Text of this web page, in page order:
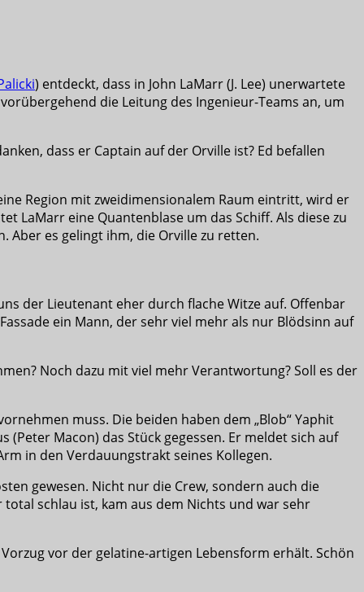
) entdeckt, dass in John LaMarr (J. Lee) unerwartete
die Leitung des Ingenieur-Teams an, um
dass er Captain auf der Orville ist? Ed befallen
Region mit zweidimensionalem Raum eintritt, wird er
LaMarr eine Quantenblase um das Schiff. Als diese zu
Aber es gelingt ihm, die Orville zu retten.
der Lieutenant eher durch flache Witze auf. Offenbar
ein Mann, der sehr viel mehr als nur Blödsinn auf
Noch dazu mit viel mehr Verantwortung? Soll es der
muss. Die beiden haben dem „Blob“ Yaphit
Macon) das Stück gegessen. Er meldet sich auf
in den Verdauungstrakt seines Kollegen.
gewesen. Nicht nur die Crew, sondern auch die
schlau ist, kam aus dem Nichts und war sehr
vor der gelatine-artigen Lebensform erhält. Schön